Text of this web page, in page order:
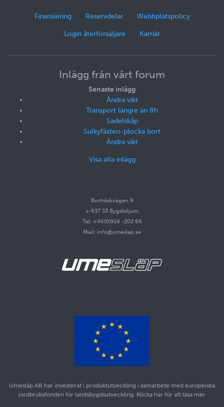
Finansiering Reservdelar Webbplatspolicy
Login återförsäljare Karriär
Inlägg från vårt forum
Senaste inlägg
Ändra vikt
Transport längre än 8h
Sadelskåp
Sulkyfästen-plocka bort
Ändra vikt
Visa alla inlägg
Burträskvägen 9
s-937 33 Bygdsiljum
Tel: +46(0)914 -202 66
Mail: info@umeslap.se
Umesläp AB har investerat i produktutveckling i samarbete med europeiska
jordbruksfonden för landsbygdsutveckling. Klicka här för att läsa mer